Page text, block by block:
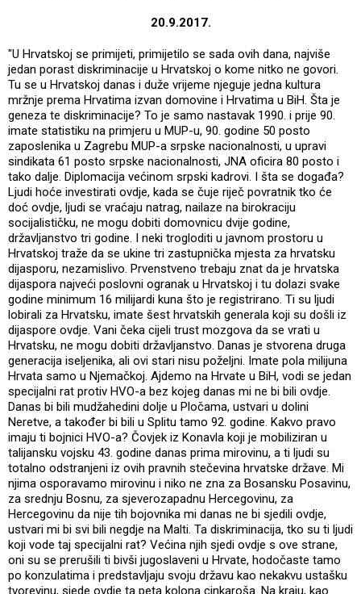
20.9.2017.
"U Hrvatskoj se primijeti, primijetilo se sada ovih dana, najviše
jedan porast diskriminacije u Hrvatskoj o kome nitko ne govori.
Tu se u Hrvatskoj danas i duže vrijeme njeguje jedna kultura
mržnje prema Hrvatima izvan domovine i Hrvatima u BiH. Šta je
geneza te diskriminacije? To je samo nastavak 1990. i prije 90.
imate statistiku na primjeru u MUP-u, 90. godine 50 posto
zaposlenika u Zagrebu MUP-a srpske nacionalnosti, u upravi
sindikata 61 posto srpske nacionalnosti, JNA oficira 80 posto i
tako dalje. Diplomacija većinom srpski kadrovi. I šta se događa?
Ljudi hoće investirati ovdje, kada se čuje riječ povratnik tko će
doć ovdje, ljudi se vraćaju natrag, nailaze na birokraciju
socijalističku, ne mogu dobiti domovnicu dvije godine,
državljanstvo tri godine. I neki trogloditi u javnom prostoru u
Hrvatskoj traže da se ukine tri zastupnička mjesta za hrvatsku
dijasporu, nezamislivo. Prvenstveno trebaju znat da je hrvatska
dijaspora najveći poslovni ogranak u Hrvatskoj i tu dolazi svake
godine minimum 16 milijardi kuna što je registrirano. Ti su ljudi
lobirali za Hrvatsku, imate šest hrvatskih generala koji su došli iz
dijaspore ovdje. Vani čeka cijeli trust mozgova da se vrati u
Hrvatsku, ne mogu dobiti državljanstvo. Danas je stvorena druga
generacija iseljenika, ali ovi stari nisu poželjni. Imate pola milijuna
Hrvata samo u Njemačkoj. Ajdemo na Hrvate u BiH, vodi se jedan
specijalni rat protiv HVO-a bez kojeg danas mi ne bi bili ovdje.
Danas bi bili mudžahedini dolje u Pločama, ustvari u dolini
Neretve, a također bi bili u Splitu tamo 92. godine. Kakvo pravo
imaju ti bojnici HVO-a? Čovjek iz Konavla koji je mobiliziran u
talijansku vojsku 43. godine danas prima mirovinu, a ti ljudi su
totalno odstranjeni iz ovih pravnih stečevina hrvatske države. Mi
njima osporavamo mirovinu i niko ne zna za Bosansku Posavinu,
za srednju Bosnu, za sjeverozapadnu Hercegovinu, za
Hercegovinu da nije tih bojovnika mi danas ne bi sjedili ovdje,
ustvari mi bi svi bili negdje na Malti. Ta diskriminacija, tko su ti ljudi
koji vode taj specijalni rat? Većina njih sjedi ovdje s ove strane,
oni su se prerušili ti bivši jugoslaveni u Hrvate, hodočaste tamo
po konzulatima i predstavljaju svoju državu kao nekakvu ustašku